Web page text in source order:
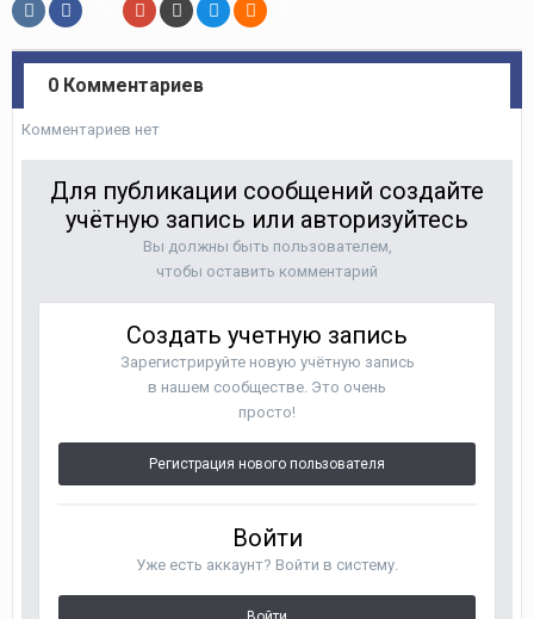
0 Комментариев
Комментариев нет
Для публикации сообщений создайте
учётную запись или авторизуйтесь
Вы должны быть пользователем,
чтобы оставить комментарий
Создать учетную запись
Зарегистрируйте новую учётную запись
в нашем сообществе. Это очень
просто!
Регистрация нового пользователя
Войти
Уже есть аккаунт? Войти в систему.